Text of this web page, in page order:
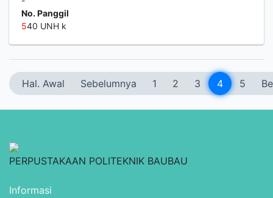
No. Panggil
540 UNH k
Hal. Awal Sebelumnya 1 2 3 4 5
PERPUSTAKAAN POLITEKNIK BAUBAU
Informasi